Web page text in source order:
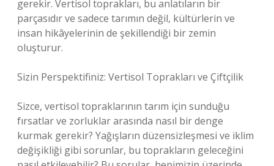
gerekir. Vertisol toprakları, bu anlatıların bir
parçasıdır ve sadece tarımın değil, kültürlerin ve
insan hikâyelerinin de şekillendiği bir zemin
oluşturur.
Sizin Perspektifiniz: Vertisol Toprakları ve Çiftçilik
Sizce, vertisol topraklarının tarım için sunduğu
fırsatlar ve zorluklar arasında nasıl bir denge
kurmak gerekir? Yağışların düzensizleşmesi ve iklim
değişikliği gibi sorunlar, bu toprakların geleceğini